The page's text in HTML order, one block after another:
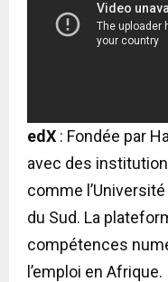
edX : Fondée par
avec des
comme
du Sud. La
compétences
l’emploi en Afrique.